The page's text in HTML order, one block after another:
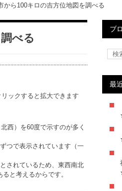
から100キロの吉方位地図を調べる
べる
ックすると拡大できます
西）を60度で示すのが多く
つで表示されています（一
されているため、東西南北
と考えるからです。
ブ
最